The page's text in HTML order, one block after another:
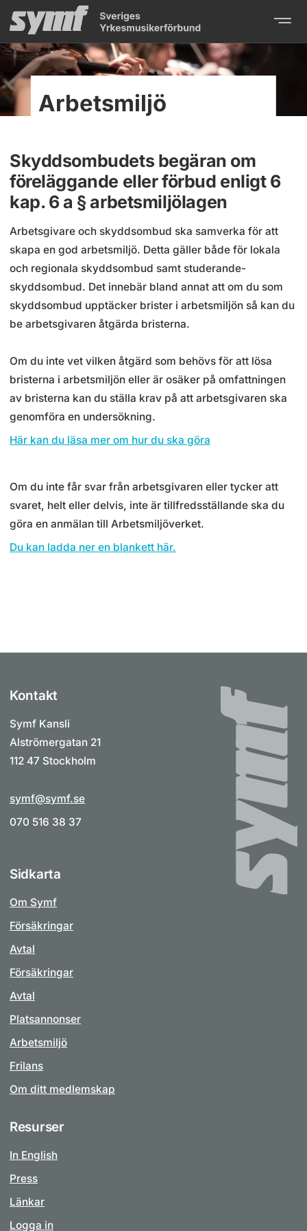
Arbetsmiljö
Skyddsombudets begäran om
föreläggande eller förbud enligt 6
kap. 6 a § arbetsmiljölagen
Arbetsgivare och skyddsombud ska samverka för att
skapa en god arbets­miljö. Detta gäller både för lokala
och regionala skydds­ombud samt studerande­­­
skyddsombud. Det innebär bland annat att om du som
skydds­ombud upptäcker brister i arbets­miljön så kan du
be arbetsgivaren åtgärda bristerna.
Om du inte vet vilken åtgärd som behövs för att lösa
bristerna i arbetsmiljön eller är osäker på omfattningen
av bristerna kan du ställa krav på att arbets­­givaren ska
genomföra en under­sökning.
Här kan du läsa mer om hur du ska göra
Om du inte får svar från arbetsgivaren eller tycker att
svaret, helt eller delvis, inte är tillfredsställande ska du
göra en anmälan till Arbetsmiljöverket.
Du kan ladda ner en blankett här.
Kontakt
Symf Kansli
Alströmergatan 21
112 47 Stockholm
symf@symf.se
070 516 38 37
Sidkarta
Om Symf
Försäkringar
Avtal
Försäkringar
Avtal
Platsannonser
Arbetsmiljö
Frilans
Om ditt medlemskap
Resurser
In English
Press
Länkar
Logga in